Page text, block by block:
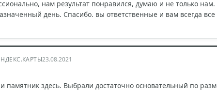
нам результат понравился, думаю и не только
день. Спасибо. вы ответственные и вам всегда
23.08.2021
памятник здесь. Выбрали достаточно основательный по